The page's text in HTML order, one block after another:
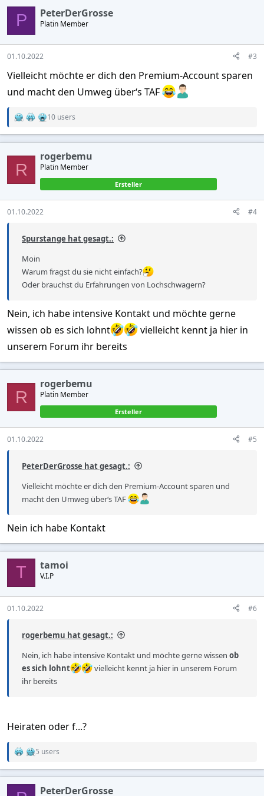
c
o
n
s
:
P PeterDerGrosse
Platin Member
01.10.2022 #3
Vielleicht möchte er dich den Premium-Account sparen
und macht den Umweg über‘s TAF
R
t
o
n
10 users
R
rogerbemu
Platin Member
Ersteller
01.10.2022 #4
Spurstange hat gesagt.:
Moin
Warum fragst du sie nicht einfach?
Oder brauchst du Erfahrungen von Lochschwagern?
Nein, ich habe intensive Kontakt und möchte gerne
wissen ob es sich lohnt
vielleicht kennt ja hier in
unserem Forum ihr bereits
R
rogerbemu
Platin Member
Ersteller
01.10.2022 #5
PeterDerGrosse hat gesagt.:
Vielleicht möchte er dich den Premium-Account sparen und
macht den Umweg über‘s TAF
Nein ich habe Kontakt
T tamoi
V.I.P
01.10.2022 #6
rogerbemu hat gesagt.:
Nein, ich habe intensive Kontakt und möchte gerne wissen ob
es sich lohnt
vielleicht kennt ja hier in unserem Forum
ihr bereits
Heiraten oder f...?
R
c
5 users
PeterDerGrosse